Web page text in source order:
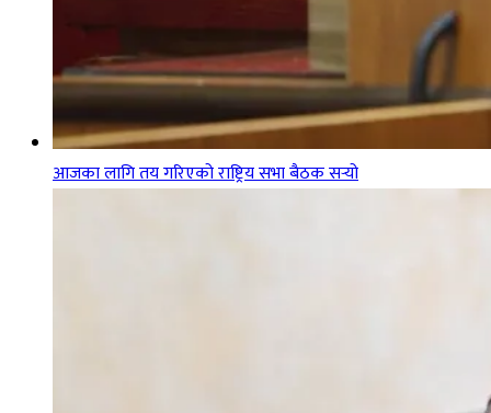
आजका लागि तय गरिएको राष्ट्रिय सभा बैठक सर्‍यो